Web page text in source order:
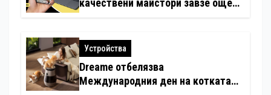
качествени майстори завзе още
Устройства
Dreame отбелязва
Международния ден на котката